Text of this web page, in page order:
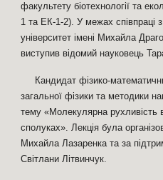
факультету біотехнології та
1 та ЕК-1-2). У межах співпраці
університет імені Михайла
виступив відомий науковець
Кандидат фізико-
загальної фізики та методики
тему «Молекулярна рухливість
сполуках». Лекція була
Михайла Лазаренка та за
Світлани Літвинчук.